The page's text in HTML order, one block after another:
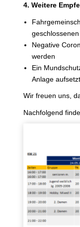
4. Weitere
Negative
werden
Ein
Anlage
Wir freuen uns,
Nachfolgend